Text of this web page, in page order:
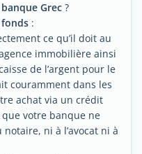
Grec ?
:
ce qu’il doit au
immobilière ainsi
de l’argent pour le
couramment dans les
achat via un crédit
votre banque ne
notaire, ni à l’avocat ni à